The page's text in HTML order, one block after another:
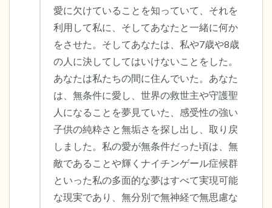
愛に欠けていることを知っていて、それを
利用して私に、そしてあなたと一緒に何か
をさせた。そしてあなたは、私や7歳や8歳
の人に決してしてはいけないことをした。
あなたは私たちの間に住んでいた。あなた
は、無条件に愛し、世界の救世主や守護聖
人になることを夢見ていた、感受性の強い
子供の純粋さと無垢さを探し出し、取り戻
しました。私の愛が無条件だった頃は、無
敵であることや輝くナイチンゲール症候群
といった私の多面的な夢はすべて実現可能
な現実であり、無分別で無神経で無思慮な